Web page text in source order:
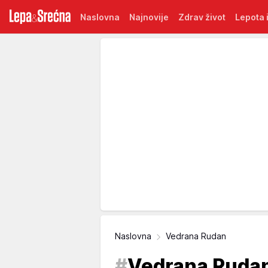
Naslovna Najnovije Zdrav život Lepota
Naslovna Vedrana Rudan